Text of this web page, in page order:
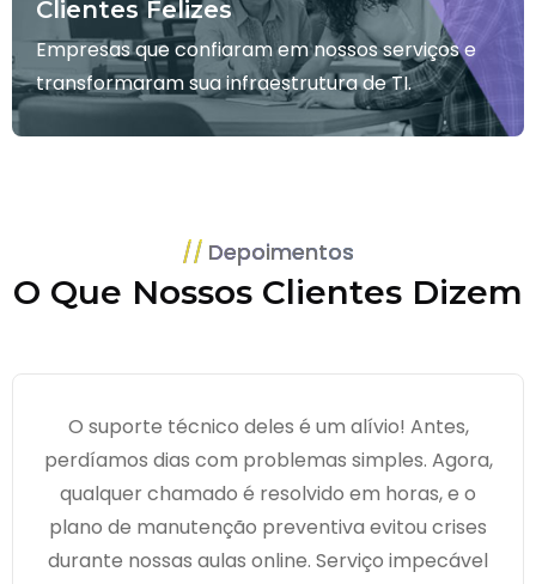
Clientes Felizes
Empresas que confiaram em nossos serviços e
transformaram sua infraestrutura de TI.
Depoimentos
O Que Nossos Clientes Dizem
O suporte técnico deles é um alívio! Antes,
perdíamos dias com problemas simples. Agora,
qualquer chamado é resolvido em horas, e o
plano de manutenção preventiva evitou crises
durante nossas aulas online. Serviço impecável